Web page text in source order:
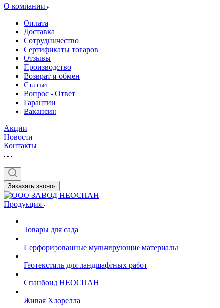
О компании
Оплата
Доставка
Сотрудничество
Сертификаты товаров
Отзывы
Производство
Возврат и обмен
Статьи
Вопрос - Ответ
Гарантии
Вакансии
Акции
Новости
Контакты
Заказать звонок
Продукция
Товары для сада
Перфорированные мульчирующие материалы
Геотекстиль для ландшафтных работ
Спанбонд НЕОСПАН
Живая Хлорелла